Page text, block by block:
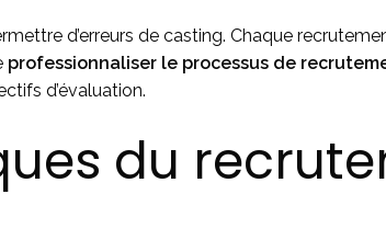
d’erreurs de casting. Chaque
professionnaliser le processus de
d’évaluation.
du